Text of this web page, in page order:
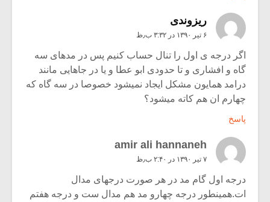
ریزوندی
۶ تیر ۱۳۹۰ در ۳:۳۲ ب٫ظ
اگر درجه ی اول را تنال حساب کنیم پس در مدهای سه
گاه و افشاری و تا حدودی ابو عطا و یا در جاهایی مانند
درامد همایون مشکل ایجاد نمیشود خصوصا در سه گاه که
چهارم ان هم کاته میشود؟
پاسخ
amir ali hannaneh
۷ تیر ۱۳۹۰ در ۲:۴۰ ب٫ظ
درجه اول گام مد در هر صورت درجهای مدال
ات.همینطور درجه چهارو مد هم مدال ست و درجه هفتم